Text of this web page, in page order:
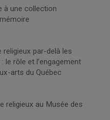
à une collection
religieux par-delà les
le rôle et l’engagement
arts du Québec
religieux au Musée des